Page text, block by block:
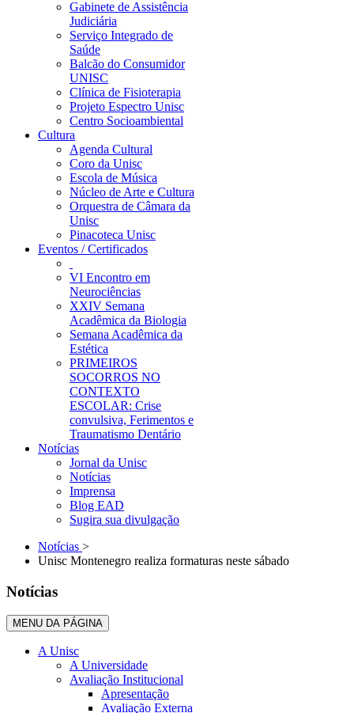
Gabinete de Assistência
Judiciária
Serviço Integrado de
Saúde
Balcão do Consumidor
UNISC
Clínica de Fisioterapia
Projeto Espectro Unisc
Centro Socioambiental
Cultura
Agenda Cultural
Coro da Unisc
Escola de Música
Núcleo de Arte e Cultura
Orquestra de Câmara da
Unisc
Pinacoteca Unisc
Eventos / Certificados
VI Encontro em
Neurociências
XXIV Semana
Acadêmica da Biologia
Semana Acadêmica da
Estética
PRIMEIROS
SOCORROS NO
CONTEXTO
ESCOLAR: Crise
convulsiva, Ferimentos e
Traumatismo Dentário
Notícias
Jornal da Unisc
Notícias
Imprensa
Blog EAD
Sugira sua divulgação
Notícias >
Unisc Montenegro realiza formaturas neste sábado
Notícias
MENU DA PÁGINA
A Unisc
A Universidade
Avaliação Institucional
Apresentação
Avaliação Externa